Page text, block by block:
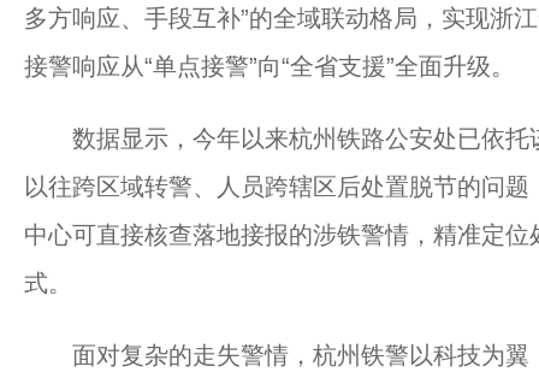
多方响应、手段互补”的全域联动格局，实现浙
接警响应从“单点接警”向“全省支援”全面升级。
数据显示，今年以来杭州铁路公安处已依托
以往跨区域转警、人员跨辖区后处置脱节的问
中心可直接核查落地接报的涉铁警情，精准定
式。
面对复杂的走失警情，杭州铁警以科技为翼